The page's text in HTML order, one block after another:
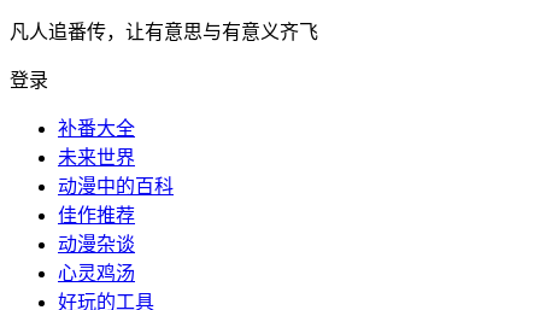
凡人追番传，让有意思与有意义齐飞
登录
补番大全
未来世界
动漫中的百科
佳作推荐
动漫杂谈
心灵鸡汤
好玩的工具